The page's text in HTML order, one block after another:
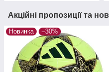
Акційні пропозиції та
Новинка –30%